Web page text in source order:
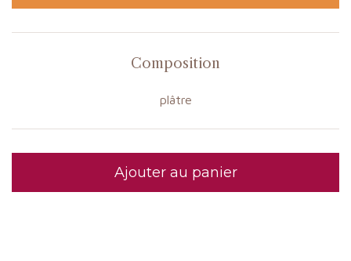
Composition
plâtre
Ajouter au panier